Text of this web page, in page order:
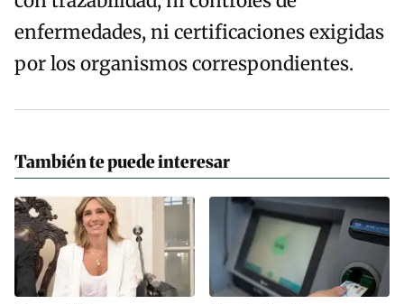
enfermedades, ni certificaciones exigidas
por los organismos correspondientes.
También te puede interesar